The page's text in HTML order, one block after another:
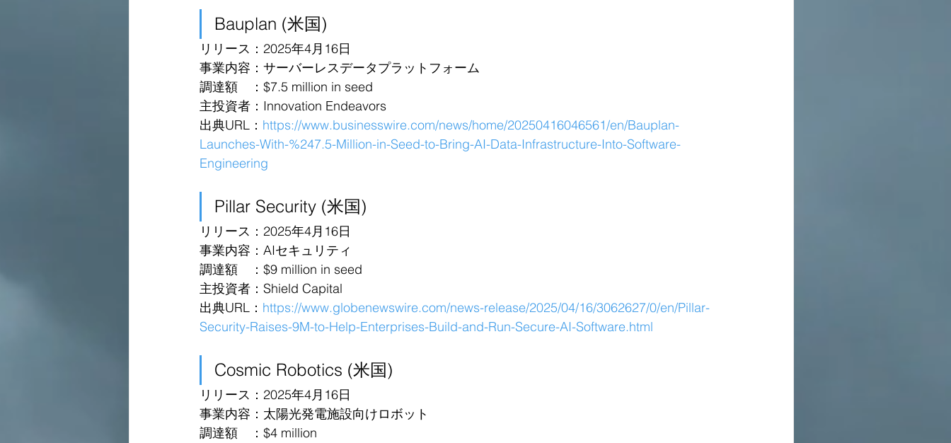
Bauplan (米国)
リリース：2025年4月16日
事業内容：サーバーレスデータプラットフォーム
調達額　：$7.5 million in seed
主投資者：Innovation Endeavors
出典URL： https://www.businesswire.com/news/home/20250416046561/en/Bauplan-
Launches-With-%247.5-Million-in-Seed-to-Bring-AI-Data-Infrastructure-Into-Software-
Engineering
Pillar Security (米国)
リリース：2025年4月16日
事業内容：AIセキュリティ
調達額　：$9 million in seed
主投資者：Shield Capital
出典URL： https://www.globenewswire.com/news-release/2025/04/16/3062627/0/en/Pillar-
Security-Raises-9M-to-Help-Enterprises-Build-and-Run-Secure-AI-Software.html
Cosmic Robotics (米国)
リリース：2025年4月16日
事業内容：太陽光発電施設向けロボット
調達額　：$4 million